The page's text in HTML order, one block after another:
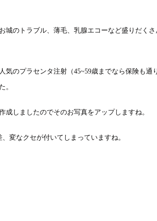
城のトラブル、薄毛、乳腺エコーなど盛りだく
気のプラセンタ注射（45~59歳までなら保険も通
。
しましたのでそのお写真をアップしますね。
変なクセが付いてしまっていますね。